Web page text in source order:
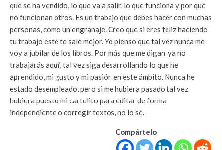
que se ha vendido, lo que va a salir, lo que funciona y por qué
no funcionan otros. Es un trabajo que debes hacer con muchas
personas, como un engranaje. Creo que si eres feliz haciendo
tu trabajo este te sale mejor. Yo pienso que tal vez nunca me
voy a jubilar de los libros. Por más que me digan ‘ya no
trabajarás aquí’, tal vez siga desarrollando lo que he
aprendido, mi gusto y mi pasión en este ámbito. Nunca he
estado desempleado, pero si me hubiera pasado tal vez
hubiera puesto mi cartelito para editar de forma
independiente o corregir textos, no lo sé.
Compártelo